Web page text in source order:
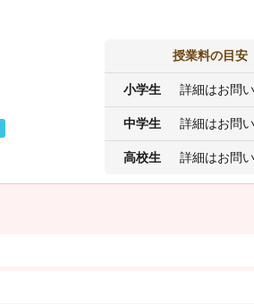
授業料の目安
小学生 詳細はお問
中学生 詳細はお問
高校生 詳細はお問